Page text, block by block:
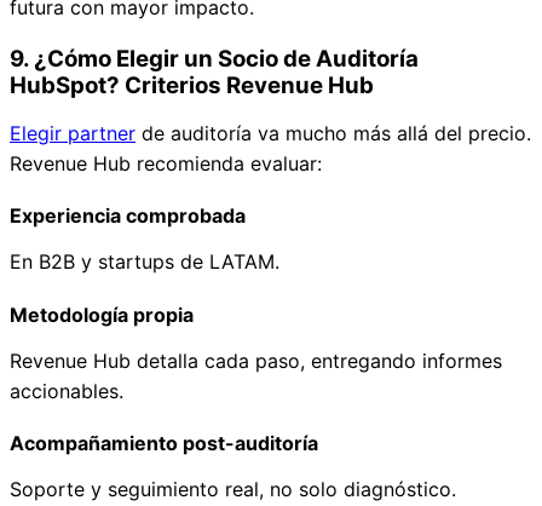
futura con mayor impacto.
9. ¿Cómo Elegir un Socio de Auditoría
HubSpot? Criterios Revenue Hub
Elegir partner de auditoría va mucho más allá del precio.
Revenue Hub recomienda evaluar:
Experiencia comprobada
En B2B y startups de LATAM.
Metodología propia
Revenue Hub detalla cada paso, entregando informes
accionables.
Acompañamiento post-auditoría
Soporte y seguimiento real, no solo diagnóstico.